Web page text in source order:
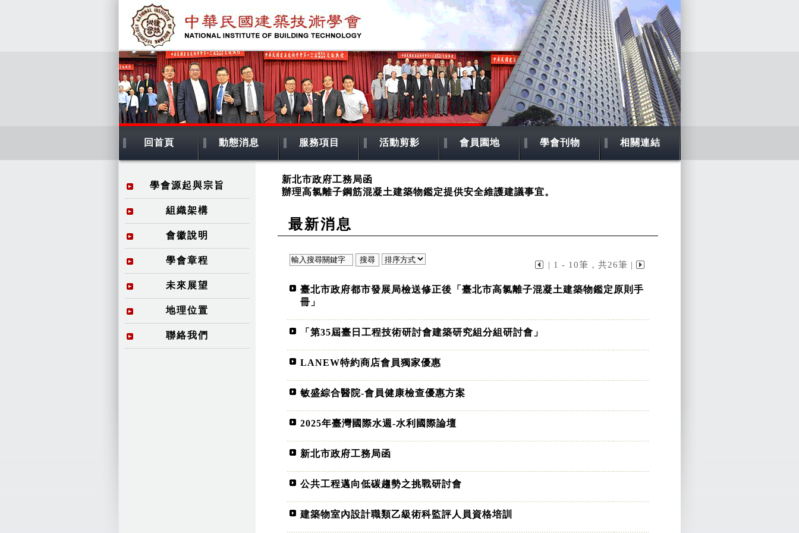
回首頁 動態消息 服務項目 活動剪影 會員園地 學會刊物 相關連結
學會源起與宗旨
組織架構
會徽說明
學會章程
未來展望
地理位置
聯絡我們
新北市政府工務局函
辦理高氯離子鋼筋混凝土建築物鑑定提供安全維護建議事宜。
最新消息
| 1 - 10筆，共26筆 |
臺北市政府都市發展局檢送修正後「臺北市高氯離子混凝土建築物鑑定原則手
冊」
「第35屆臺日工程技術研討會建築研究組分組研討會」
LANEW特約商店會員獨家優惠
敏盛綜合醫院-會員健康檢查優惠方案
2025年臺灣國際水週-水利國際論壇
新北市政府工務局函
公共工程邁向低碳趨勢之挑戰研討會
建築物室內設計職類乙級術科監評人員資格培訓